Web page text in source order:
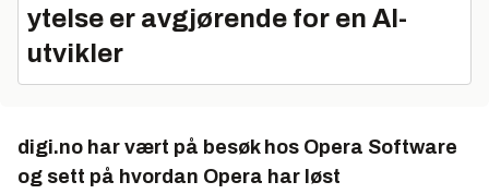
ytelse er avgjørende for en AI-
utvikler
digi.no har vært på besøk hos Opera Software
og sett på hvordan Opera har løst